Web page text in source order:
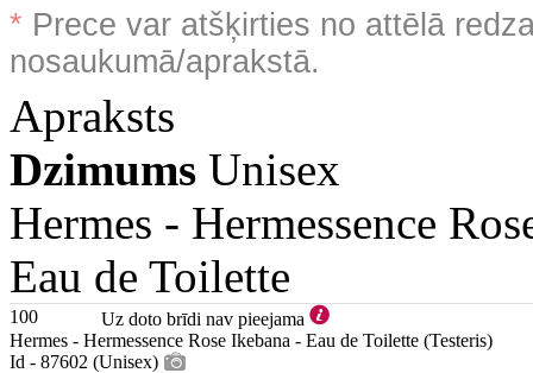
* Prece var atšķirties no attēlā
nosaukumā/aprakstā.
Apraksts
Dzimums Unisex
Hermes - Hermessence
Eau de Toilette
100
Uz doto brīdi nav pieejama
Hermes - Hermessence Rose Ikebana - Eau de Toilette (Testeris)
Id - 87602 (Unisex)